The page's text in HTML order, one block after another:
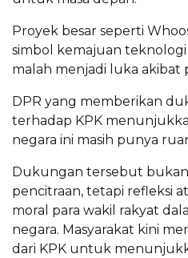
Proyek besar seperti
simbol kemajuan teknologi
malah menjadi luka akibat
DPR yang memberikan
terhadap KPK
negara ini masih punya
Dukungan tersebut
pencitraan, tetapi refleksi
moral para wakil rakyat
negara. Masyarakat kini
dari KPK untuk